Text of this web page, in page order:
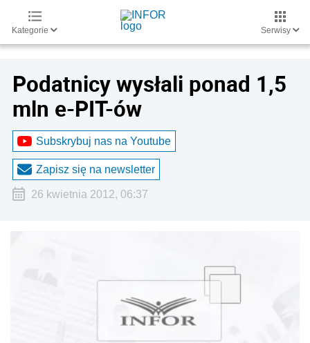
Kategorie Serwisy
Podatnicy wysłali ponad 1,5
mln e-PIT-ów
Subskrybuj nas na Youtube
Zapisz się na newsletter
26 kwietnia 2012, 06:37